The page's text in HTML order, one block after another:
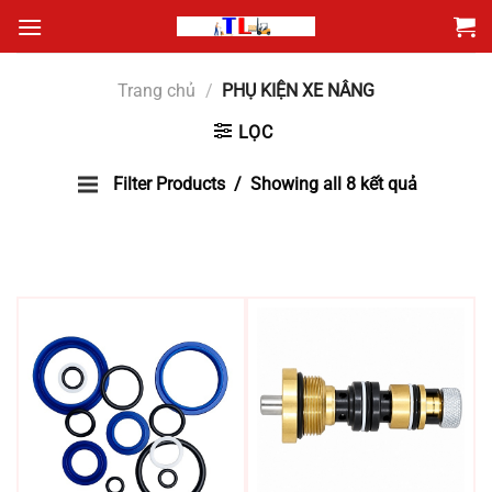
qua
Trang chủ / PHỤ KIỆN XE NÂNG
LỌC
Filter Products Showing all 8 kết quả